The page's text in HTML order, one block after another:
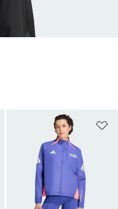
Lägg till på önskelistan